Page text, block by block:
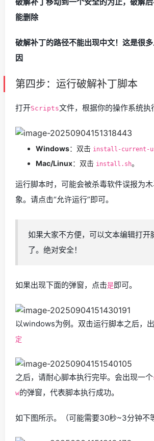
破解补丁移动到一个安全的为止，破解
能删除
破解补丁的路径不能出现中文！这是很
因
第四步：运行破解补丁脚本
打开Scripts文件，根据你的操作系统执
Windows：双击 install-current-
Mac/Linux：双击 install.sh。
运行脚本时，可能会被杀毒软件误报为
象。请点击“允许运行”即可。
如果大家不方便，可以文本编辑打开
了。绝对安全！
如果出现下面的弹窗，点击是即可。
以windows为例。双击运行脚本之后，
定
之后，请耐心脚本执行完毕。会出现一个
w的弹窗，代表脚本执行成功。
如下图所示。（可能需要30秒~3分钟不